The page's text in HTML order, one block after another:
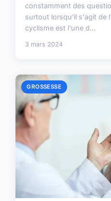
constamment des
surtout lorsqu'il s'agit de
cyclisme est l'une d...
3 mars 2024
GROSSESSE